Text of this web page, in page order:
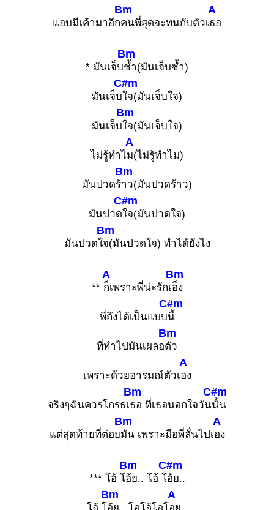
แอบมีเค้ามาอีก
Bm
คนพี่สุดจะทนกับตัวเ
A
ธอ
* มันเจ็บ
Bm
ช้ำ(มันเจ็บซ้ำ)
มันเจ็บ
C#m
ใจ(มันเจ็บใจ)
มันเจ็บ
Bm
ใจ(มันเจ็บใจ)
ไม่รู้ทำไ
A
ม(ไม่รู้ทำไม)
มันปวดร้
Bm
าว(มันปวดร้าว)
มันปวด
C#m
ใจ(มันปวดใจ)
มันปวดใ
Bm
จ(มันปวดใจ) ทำได้ยังไง
**
A
ก็เพราะพี่น่ะรักเ
Bm
อ็ง
พี่ถึงได้เป็นแบบ
C#m
นี้
ที่ทำไปมันเผลอ
Bm
ตัว
เพราะด้วยอารมณ์ตัวเ
A
อง
จริงๆฉันควรโกรธเ
Bm
ธอ ที่เธอนอกใจวัน
C#m
นั้น
แต่สุดท้ายที่ต่อย
Bm
มัน เพราะมือพี่ลั่นไปเ
A
อง
*** โอ้ โ
Bm
อ้ย.. โอ้ โ
C#m
อ้ย..
โอ้ โ
Bm
อ้ย.. โอโอ้โอโ
A
อย..